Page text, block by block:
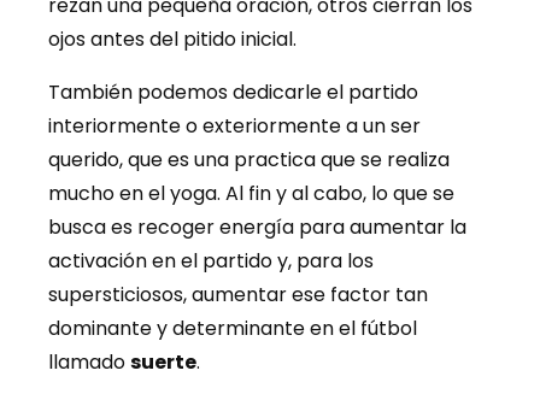
ojos antes del pitido inicial.
También podemos dedicarle el partido
interiormente o exteriormente a un ser
querido, que es una practica que se realiza
mucho en el yoga. Al fin y al cabo, lo que se
busca es recoger energía para aumentar la
activación en el partido y, para los
supersticiosos, aumentar ese factor tan
dominante y determinante en el fútbol
llamadosuerte.